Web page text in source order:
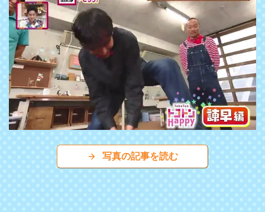
写真の記事を読む